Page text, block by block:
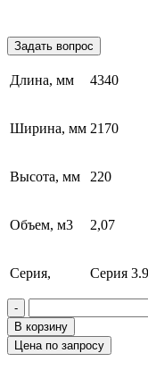
Задать вопрос
Длина, мм 4340
Ширина, мм 2170
Высота, мм 220
Объем, м3 2,07
Серия, Серия
-
В корзину
Цена по запросу